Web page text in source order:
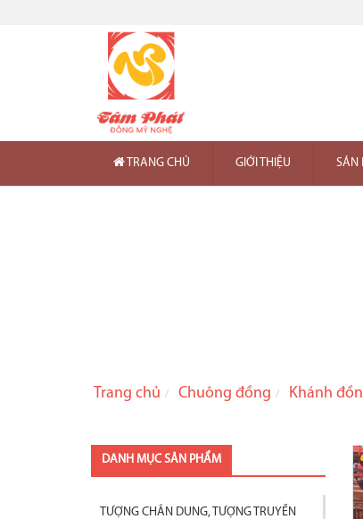
TRANG CHỦ GIỚI THIỆU SẢN
Trang chủ Chuông đồng Khánh
DANH MỤC SẢN PHẨM
TƯỢNG CHÂN DUNG, TƯỢNG TRUYỀN